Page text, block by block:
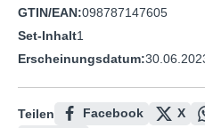
GTIN/EAN:098787147605
Set-Inhalt1
Erscheinungsdatum:
Teilen Facebook X